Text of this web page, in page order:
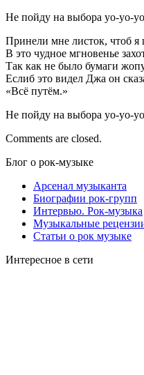
Не пойду на выбора уо-уо-уо
Принели мне листок, чтоб я
В это чудное мгновенье
Так как не было бумаги
Еслиб это видел Джа он
«Всё путём.»
Не пойду на выбора уо-уо-уо
Comments are closed.
Блог о рок-музыке
Арсенал музыканта
Биографии рок-групп
Интервью. Рок-музыка
Музыкальные
Статьи о рок музыке
Интересное в сети